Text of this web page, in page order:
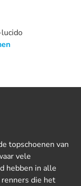
topschoenen van
vele
hebben in alle
die het